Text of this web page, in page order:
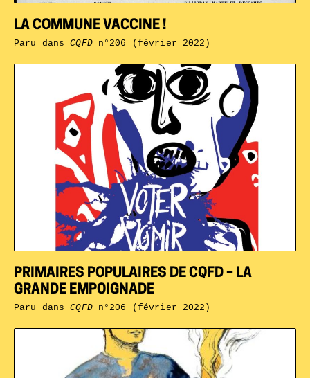
PRIMAIRES POPULAIRES DE CQFD – LA
GRANDE EMPOIGNADE
Paru dansCQFDn°206 (février 2022)
LA COMMUNE VACCINE !
Paru dansCQFDn°206 (février 2022)